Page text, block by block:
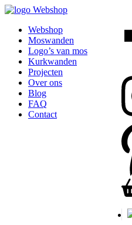
Webshop
Webshop
Moswanden
Logo’s van mos
Kurkwanden
Projecten
Over ons
Blog
FAQ
Contact